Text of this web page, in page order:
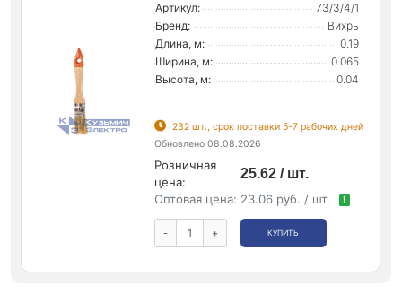
Артикул:
73/3/4/1
Бренд:
Вихрь
Длина, м:
0.19
Ширина, м:
0.065
Высота, м:
0.04
232 шт., срок поставки 5-7 рабочих дней
Обновлено 08.08.2026
Розничная
цена:
25.62 / шт.
Оптовая цена: 23.06 руб. / шт. !
- + КУПИТЬ